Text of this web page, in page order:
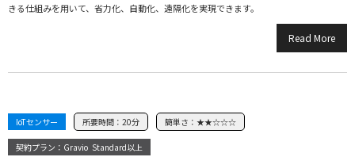
きる仕組みを用いて、省力化、自動化、遠隔化を実現できます。
Read More
IoTセンサー 所要時間： 20分 簡単さ： ★★☆☆☆
契約プラン：Gravio Standard以上